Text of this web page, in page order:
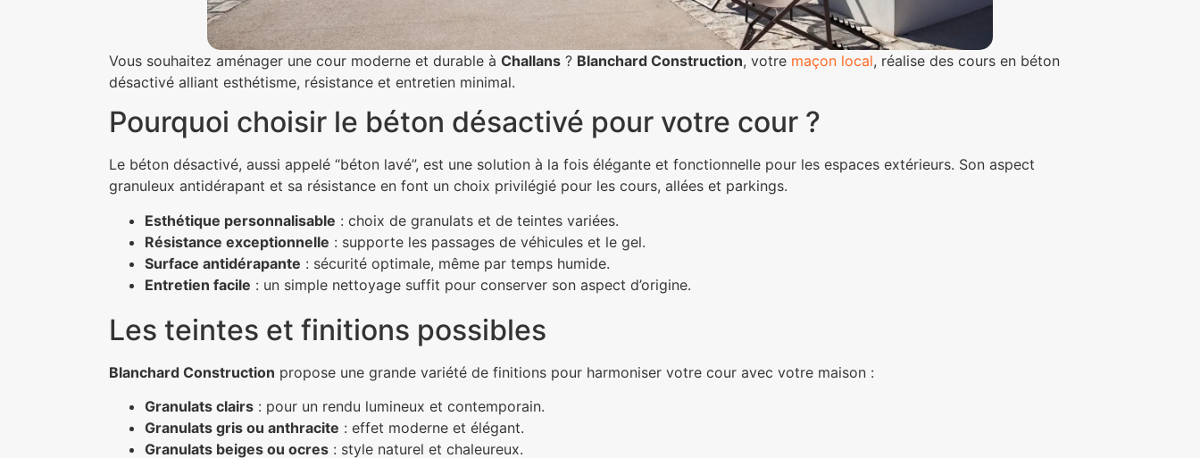
Vous souhaitez aménager une cour moderne et durable à Challans ? Blanchard Construction, votre maçon local, réalise des cours en béton
désactivé alliant esthétisme, résistance et entretien minimal.
Pourquoi choisir le béton désactivé pour votre cour ?
Le béton désactivé, aussi appelé “béton lavé”, est une solution à la fois élégante et fonctionnelle pour les espaces extérieurs. Son aspect
granuleux antidérapant et sa résistance en font un choix privilégié pour les cours, allées et parkings.
Esthétique personnalisable : choix de granulats et de teintes variées.
Résistance exceptionnelle : supporte les passages de véhicules et le gel.
Surface antidérapante : sécurité optimale, même par temps humide.
Entretien facile : un simple nettoyage suffit pour conserver son aspect d’origine.
Les teintes et finitions possibles
Blanchard Construction propose une grande variété de finitions pour harmoniser votre cour avec votre maison :
Granulats clairs : pour un rendu lumineux et contemporain.
Granulats gris ou anthracite : effet moderne et élégant.
Granulats beiges ou ocres : style naturel et chaleureux.